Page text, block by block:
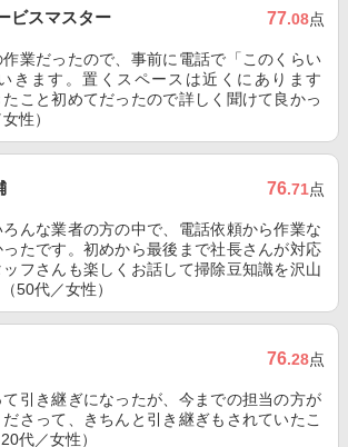
ビスマスター 77.08点
業だったので、事前に電話で「このくらい
きます。置くスペースは近くにあります
こと初めてだったので詳しく聞けて良かっ
性）
76.71点
んな業者の方の中で、電話依頼から作業な
たです。初めから最後まで社長さんが対応
ッフさんも楽しくお話して掃除豆知識を沢山
50代／女性）
76.28点
引き継ぎになったが、今までの担当の方が
さって、きちんと引き継ぎもされていたこ
代／女性）